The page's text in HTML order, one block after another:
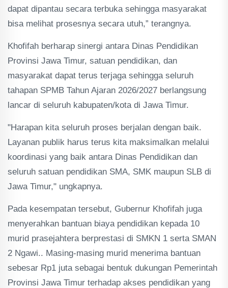
dapat dipantau secara terbuka sehingga masyarakat
bisa melihat prosesnya secara utuh,” terangnya.
Khofifah berharap sinergi antara Dinas Pendidikan
Provinsi Jawa Timur, satuan pendidikan, dan
masyarakat dapat terus terjaga sehingga seluruh
tahapan SPMB Tahun Ajaran 2026/2027 berlangsung
lancar di seluruh kabupaten/kota di Jawa Timur.
"Harapan kita seluruh proses berjalan dengan baik.
Layanan publik harus terus kita maksimalkan melalui
koordinasi yang baik antara Dinas Pendidikan dan
seluruh satuan pendidikan SMA, SMK maupun SLB di
Jawa Timur," ungkapnya.
Pada kesempatan tersebut, Gubernur Khofifah juga
menyerahkan bantuan biaya pendidikan kepada 10
murid prasejahtera berprestasi di SMKN 1 serta SMAN
2 Ngawi.. Masing-masing murid menerima bantuan
sebesar Rp1 juta sebagai bentuk dukungan Pemerintah
Provinsi Jawa Timur terhadap akses pendidikan yang